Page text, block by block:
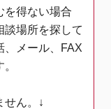
を得ない場合
談場所を探して
、メール、FAX
せん。↓